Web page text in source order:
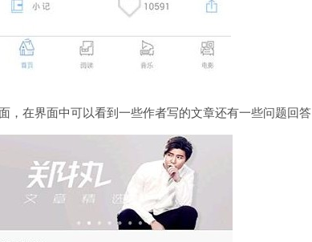
，在界面中可以看到一些作者写的文章还有一些问题回答